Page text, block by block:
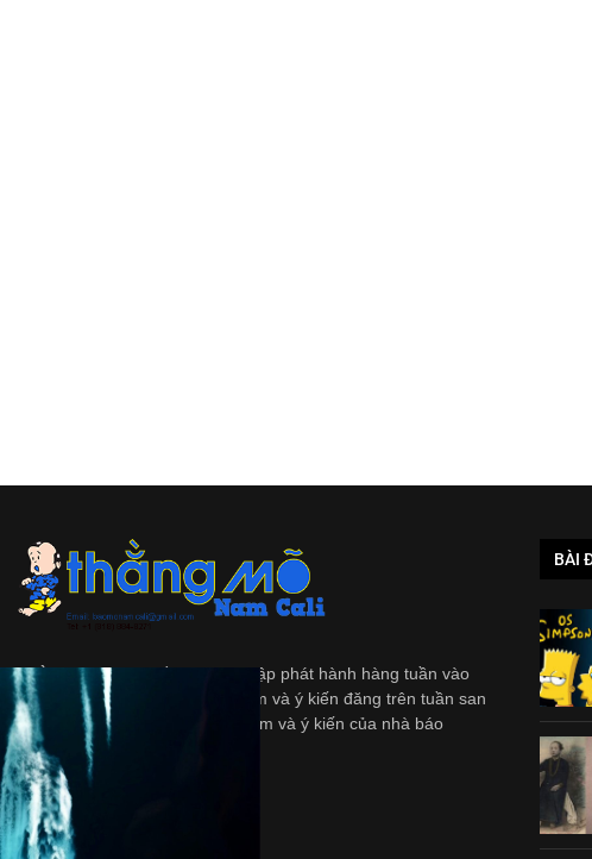
Thằng Mõlà tập tuần san độc lập phát hành hàng tuần vào
ngày Thứ Bảy. Những quan diểm và ý kiến đăng trên tuần san
này không nhất thiết là quan diểm và ý kiến của nhà báo
và/hoặc là người bảo trợ.
BÀI